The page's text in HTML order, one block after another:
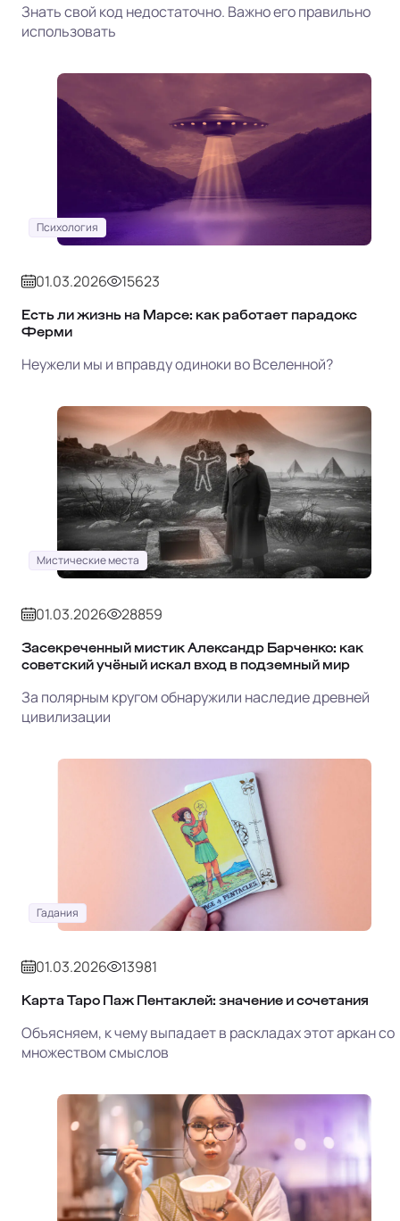
Знать свой код недостаточно. Важно его правильно
использовать
Психология
01.03.2026 15623
Есть ли жизнь на Марсе: как работает парадокс
Ферми
Неужели мы и вправду одиноки во Вселенной?
Мистические места
01.03.2026 28859
Засекреченный мистик Александр Барченко: как
советский учёный искал вход в подземный мир
За полярным кругом обнаружили наследие древней
цивилизации
Гадания
01.03.2026 13981
Карта Таро Паж Пентаклей: значение и сочетания
Объясняем, к чему выпадает в раскладах этот аркан со
множеством смыслов